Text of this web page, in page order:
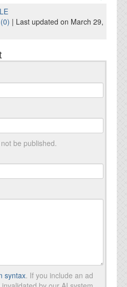
| Last updated on March 29,
be published.
syntax. If you include an ad